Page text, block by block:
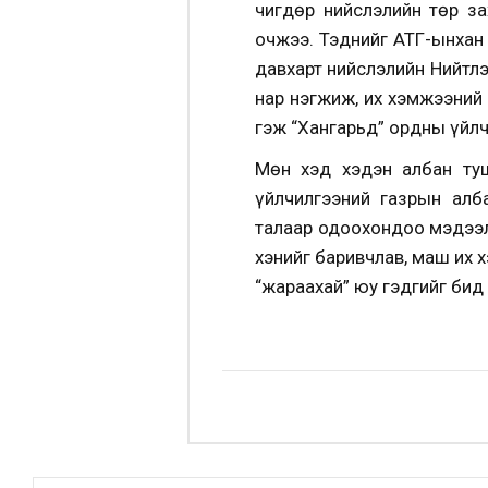
Өчигдөр нийслэлийн төр
очжээ. Тэднийг АТГ-ынхан
давхарт нийслэлийн
нар нэгжиж, их
гэж “Хангарьд” ордны
Мөн хэд хэдэн албан
үйлчилгээний газрын
талаар одоохондоо
хэнийг баривчлав, маш их
“жараахай” юу гэдгийг